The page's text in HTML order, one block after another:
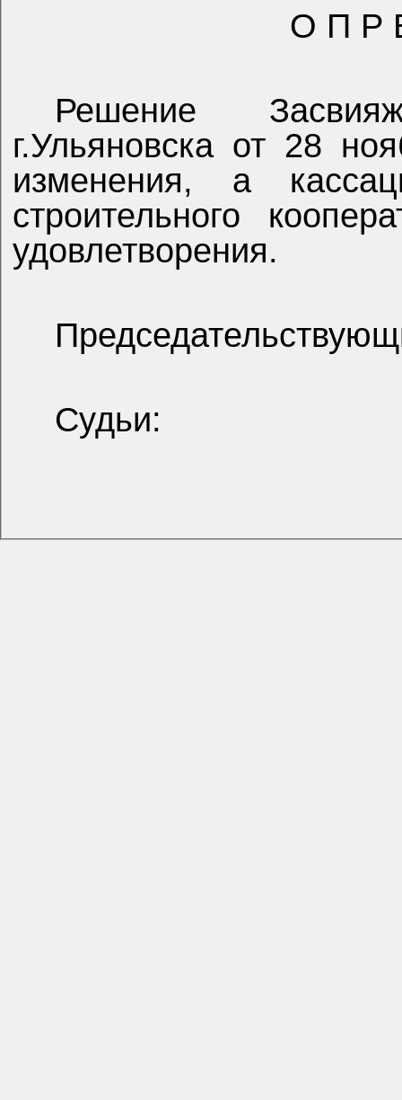
О П Р
Решение
г.Ульяновска от 28
изменения, а
строительного
удовлетворения.
Судьи: